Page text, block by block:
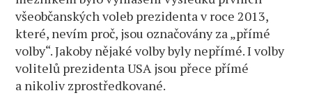
všeobčanských voleb prezidenta v roce 2013,
které, nevím proč, jsou označovány za „přímé
volby“. Jakoby nějaké volby byly nepřímé. I volby
volitelů prezidenta USA jsou přece přímé
a nikoliv zprostředkované.